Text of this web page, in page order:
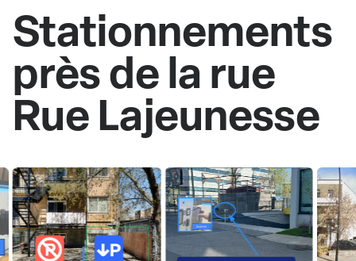
Stationnements
près de la rue
Rue Lajeunesse